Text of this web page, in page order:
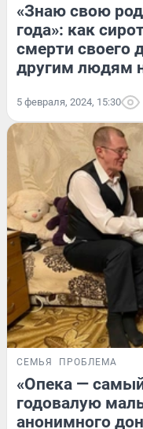
«Знаю свою
года»: как
смерти своего
другим людям
5 февраля, 2024, 15:30
СЕМЬЯ ПРОБЛЕМА
«Опека —
годовалую
анонимного